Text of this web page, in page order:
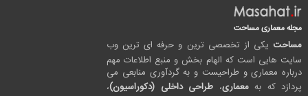
مجله معماری مساحت
مساحت یکی از تخصصی ترین و حرفه ای ترین وب
سایت هایی است که الهام بخش و منبع اطلاعات مهم
درباره معماری و طراحیست و به گردآوری منابعی می
پردازد که بهمعماری، طراحی داخلی (دکوراسیون)،